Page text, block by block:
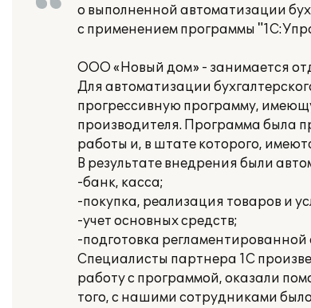
о выполненной автоматизации
с применением программы
ООО «Новый дом» - занимается
Для автоматизации
прогрессивную программу,
производителя. Программа была
работы и, в штате которого,
В результате внедрения были
-банк, касса;
-покупка, реализация товаров и
-учет основных средств;
-подготовка регламентированной
Специалисты партнера 1С
работу с программой, оказали
того, с нашими сотрудниками